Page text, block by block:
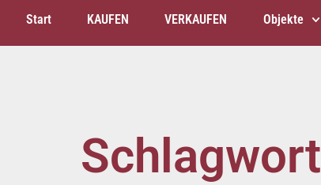
Start KAUFEN VERKAUFEN Objekte